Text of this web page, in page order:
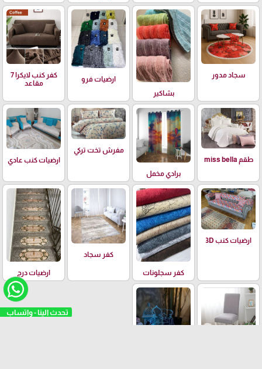
تحدث الينا -
سجاد مدور
بشاكير
ارضيات فرو
كفر كنب لايكرا 7
مقاعد
طقم miss bella
برادي مخمل
مفرش تخت تركي
ارضيات كنب عادي
ارضيات كنب 3D
كفر سجلونات
كفر سجاد
ارضيات درج